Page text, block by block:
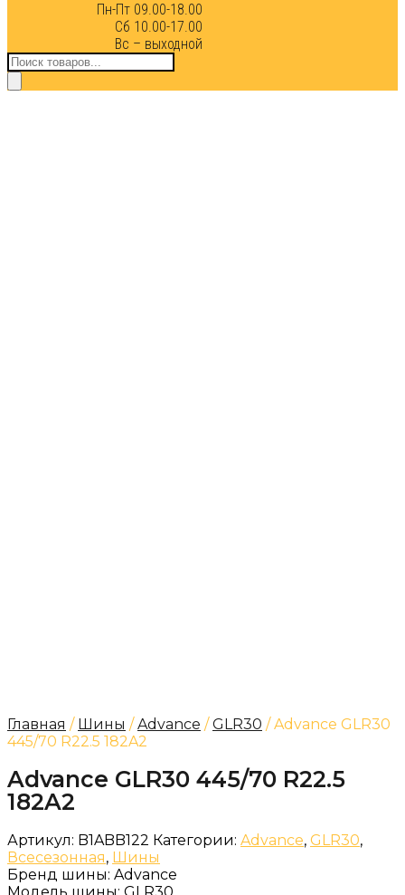
Пн-Пт 09.00-18.00
Сб 10.00-17.00
Вс – выходной
Поиск
товаров
Главная / Шины /Advance /GLR30 / Advance GLR30
445/70 R22.5 182A2
Advance GLR30 445/70 R22.5
182A2
Артикул: B1ABB122 Категории: Advance, GLR30,
Всесезонная, Шины
Бренд шины: Advance